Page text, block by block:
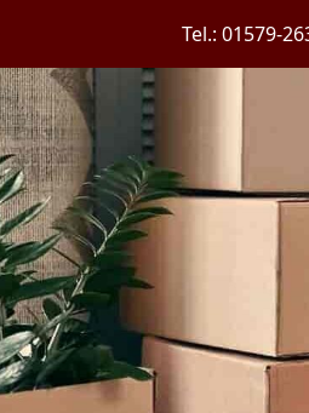
Tel.: 01579-